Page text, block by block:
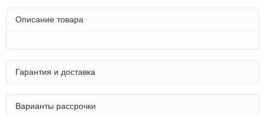
Описание товара
Гарантия и доставка
Варианты рассрочки